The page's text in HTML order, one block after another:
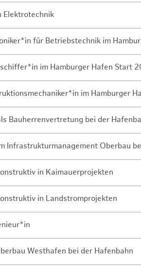
für Betriebstechnik im
im Hamburger Hafen Start
im Hamburger
Bauherrenvertretung bei der
Infrastrukturmanagement Oberbau
in Kaimauerprojekten
in Landstromprojekten
Westhafen bei der Hafenbahn